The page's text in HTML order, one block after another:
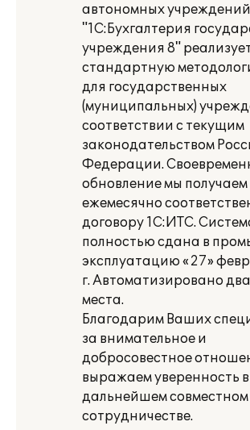
автономных
"1С:Бухгалтерия
учреждения 8"
стандартную
для государственных
(муниципальных)
соответствии с текущим
законодательством
Федерации.
обновление мы получаем
ежемесячно
договору 1С:ИТС.
полностью сдана в
эксплуатацию «27»
г. Автоматизировано
места.
Благодарим Ваших
за внимательное и
добросовестное
выражаем уверенность в
дальнейшем совместном
сотрудничестве.